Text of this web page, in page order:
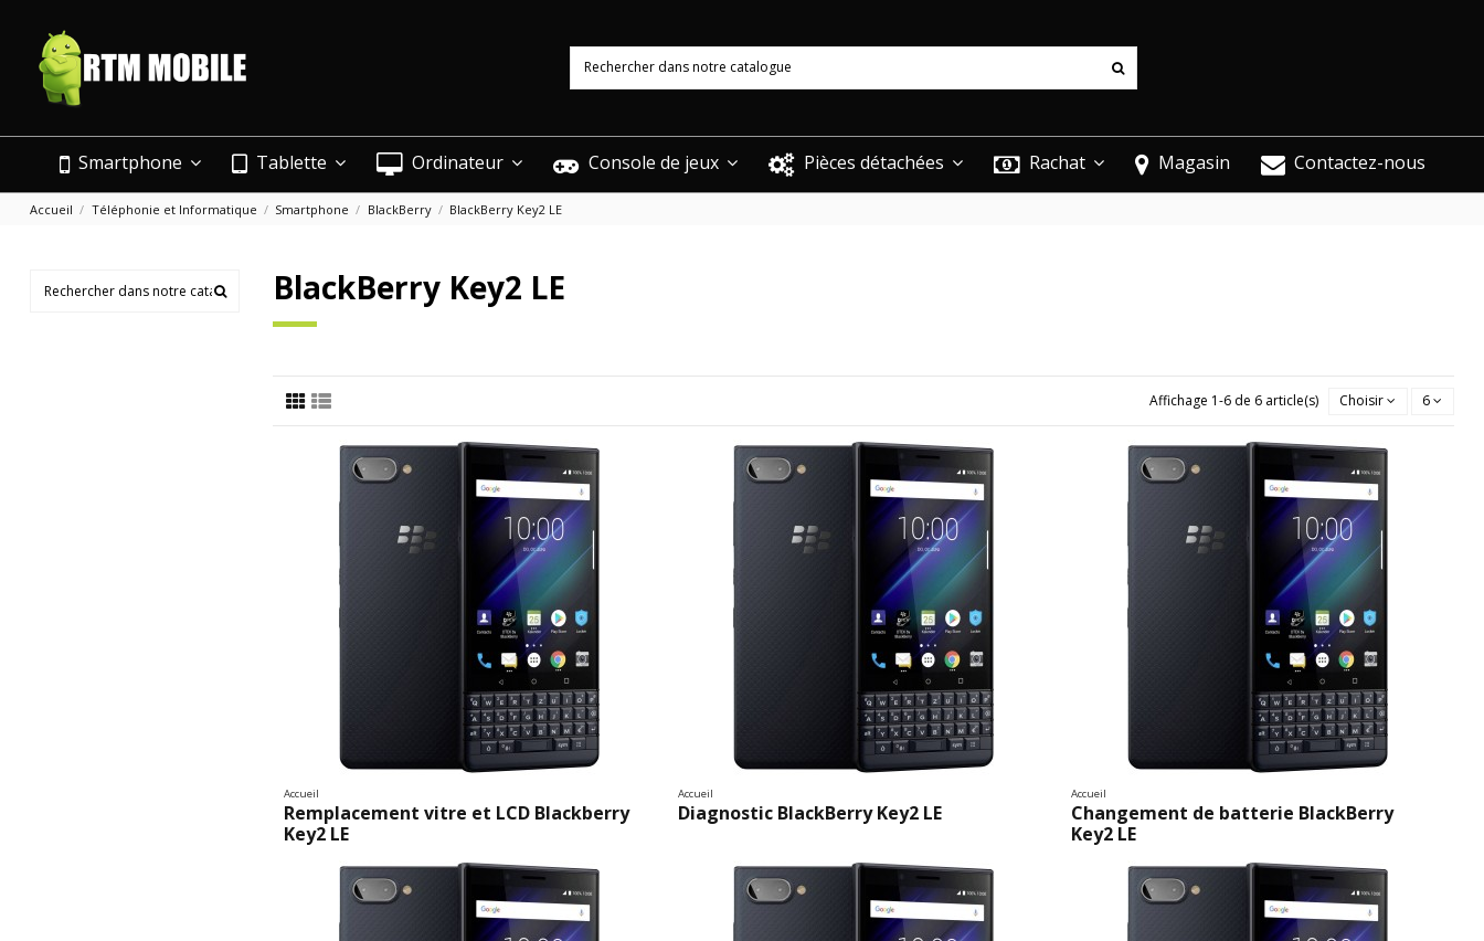
Smartphone Tablette Ordinateur Console de jeux Pièces détachées Rachat Magasin Contactez-nous
Accueil Téléphonie et Informatique Smartphone BlackBerry BlackBerry Key2 LE
BlackBerry Key2 LE
Affichage 1-6 de 6 article(s) Choisir 6
Accueil
Remplacement vitre et LCD Blackberry
Key2 LE
Accueil
Diagnostic BlackBerry Key2 LE
Accueil
Changement de batterie BlackBerry
Key2 LE